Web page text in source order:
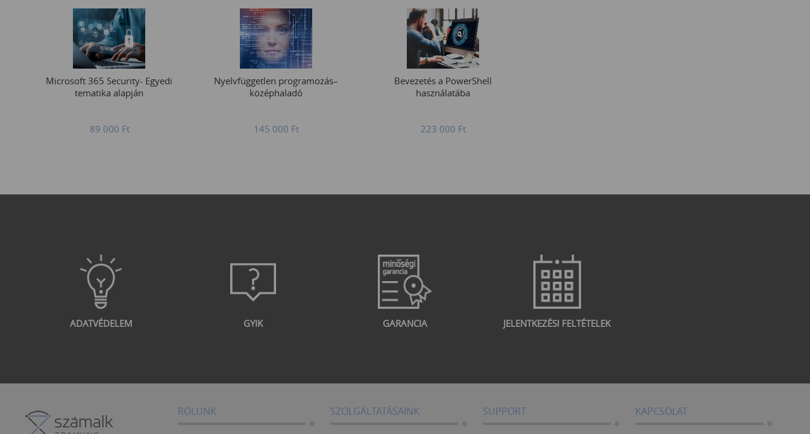
Microsoft 365 Security- Egyedi
tematika alapján
89 000 Ft
Nyelvfüggetlen programozás–
középhaladó
145 000 Ft
Bevezetés a PowerShell
használatába
223 000 Ft
ADATVÉDELEM GYIK GARANCIA JELENTKEZÉSI FELTÉTELEK
RÓLUNK SZOLGÁLTATÁSAINK SUPPORT KAPCSOLAT